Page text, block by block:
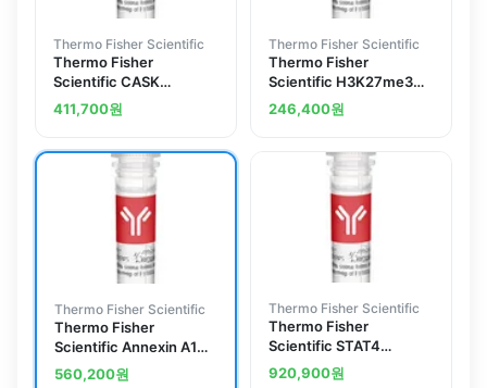
Thermo Fisher Scientific
Thermo Fisher
Scientific CASK
Polyclonal Antibody
411,700원
Thermo Fisher Scientific
Thermo Fisher
Scientific H3K27me3
Recombinant
Superclonal Antibody
246,400원
Thermo Fisher Scientific
Thermo Fisher
Scientific Annexin A1
Polyclonal Antibody
560,200원
Thermo Fisher Scientific
Thermo Fisher
Scientific STAT4
Polyclonal Antibody
920,900원